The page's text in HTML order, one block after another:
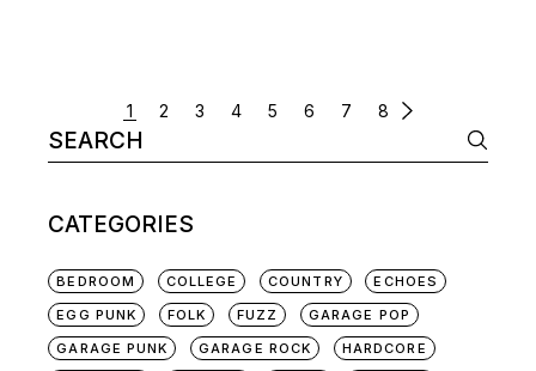
POSTS
NAVIGATION
1 2 3 4 5 6 7 8
Search
for:
CATEGORIES
BEDROOM COLLEGE COUNTRY
ECHOES
EGG PUNK
FOLK FUZZ
GARAGE POP
GARAGE PUNK
GARAGE ROCK
HARDCORE